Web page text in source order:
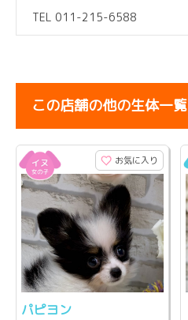
TEL 011-215-6588
この店舗の他の生体一覧
お気に入り
パピヨン